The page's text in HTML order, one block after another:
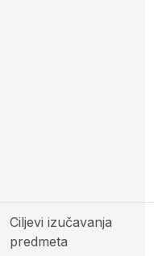
Ciljevi izučavanja
predmeta